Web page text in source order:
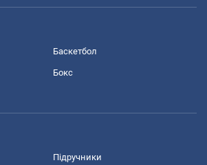
Баскетбол
Бокс
Підручники